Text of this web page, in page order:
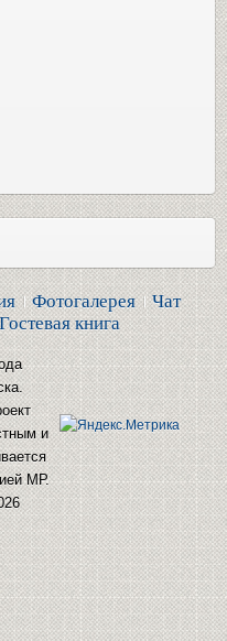
Фотогалерея
Чат
книга
и
МР.